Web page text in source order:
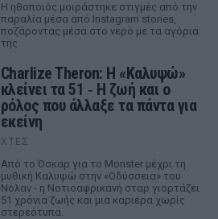
Η ηθοποιός μοιράστηκε στιγμές από την
παραλία μέσα από Instagram stories,
ποζάροντας μέσα στο νερό με τα αγόρια
της
Charlize Theron: Η «Καλυψώ»
κλείνει τα 51 ‑ H ζωή και ο
ρόλος που άλλαξε τα πάντα για
εκείνη
ΧΤΕΣ
Από το Όσκαρ για το Monster μέχρι τη
μυθική Καλυψώ στην «Οδύσσεια» του
Νόλαν - η Νοτιοαφρικανή σταρ γιορτάζει
51 χρόνια ζωής και μια καριέρα χωρίς
στερεότυπα.